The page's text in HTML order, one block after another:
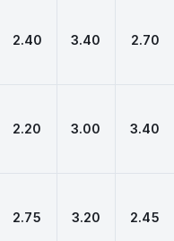
2.40 3.40 2.70
2.20 3.00 3.40
2.75 3.20 2.45